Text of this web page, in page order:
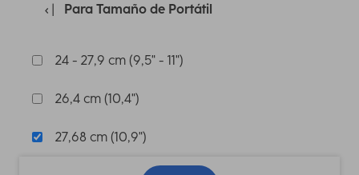
Para Tamaño de Portátil
24 - 27,9 cm (9,5" - 11")
26,4 cm (10,4")
27,68 cm (10,9")